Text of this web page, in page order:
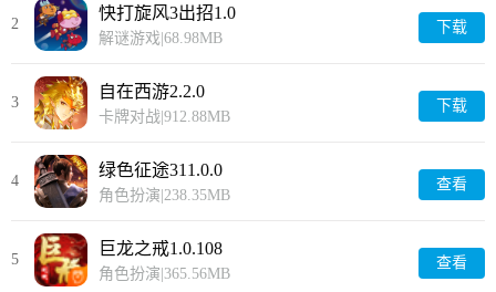
2
快打旋风3出招1.0
解谜游戏 68.98MB
下载
3
自在西游2.2.0
卡牌对战 912.88MB
下载
4
绿色征途311.0.0
角色扮演 238.35MB
查看
5
巨龙之戒1.0.108
角色扮演 365.56MB
查看